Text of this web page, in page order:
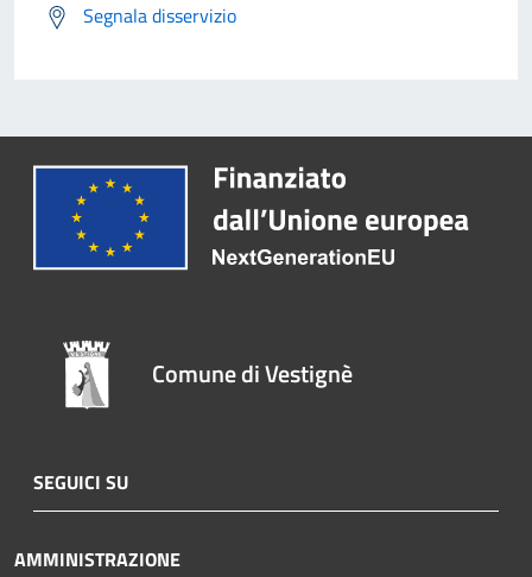
Segnala disservizio
Comune di Vestignè
SEGUICI SU
AMMINISTRAZIONE